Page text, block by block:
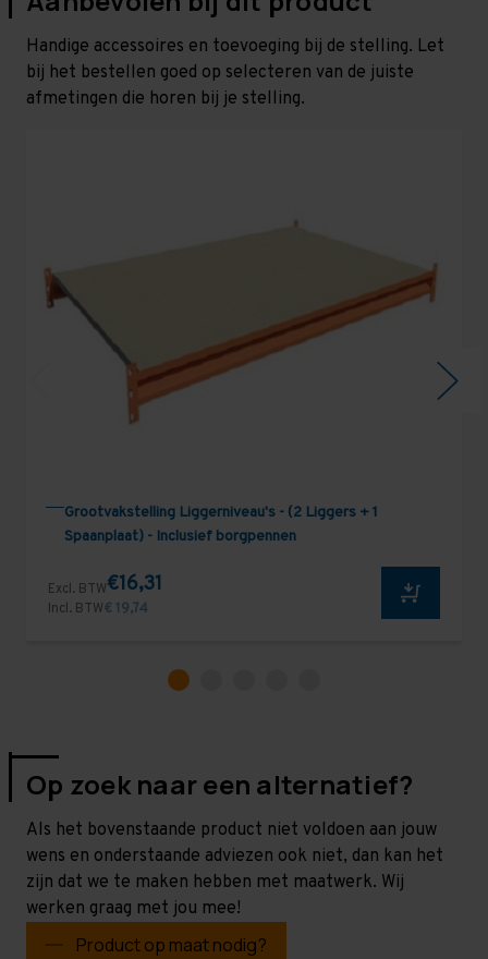
Handige accessoires en toevoeging bij de stelling. Let
bij het bestellen goed op selecteren van de juiste
afmetingen die horen bij je stelling.
Grootvakstelling Liggerniveau's - (2 Liggers + 1
Spaanplaat) - Inclusief borgpennen
Excl. BTW€16,31
Incl. BTW€ 19,74
Op zoek naar een alternatief?
Als het bovenstaande product niet voldoen aan jouw
wens en onderstaande adviezen ook niet, dan kan het
zijn dat we te maken hebben met maatwerk. Wij
werken graag met jou mee!
Product op maat nodig?